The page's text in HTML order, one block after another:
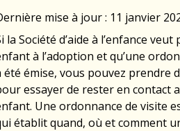
mise à jour : 11 janvier
la Société d’aide à l’enfance
à l’adoption et qu’une
été émise, vous pouvez prendre
essayer de rester en contact
Une ordonnance de visite
établit quand, où et comment